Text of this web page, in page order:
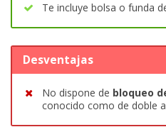
Te incluye bolsa o funda
Desventajas
No dispone de bloqueo
conocido como de doble